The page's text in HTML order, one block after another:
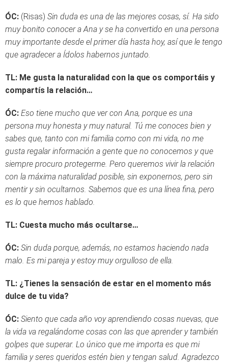
ÓC: (Risas) Sin duda es una de las mejores cosas, sí. Ha sido
muy bonito conocer a Ana y se ha convertido en una persona
muy importante desde el primer día hasta hoy, así que le tengo
que agradecer a Ídolos habernos juntado.
TL: Me gusta la naturalidad con la que os comportáis y
compartís la relación…
ÓC: Eso tiene mucho que ver con Ana, porque es una
persona muy honesta y muy natural. Tú me conoces bien y
sabes que, tanto con mi familia como con mi vida, no me
gusta regalar información a gente que no conocemos y que
siempre procuro protegerme. Pero queremos vivir la relación
con la máxima naturalidad posible, sin exponernos, pero sin
mentir y sin ocultarnos. Sabemos que es una línea fina, pero
es lo que hemos hablado.
TL: Cuesta mucho más ocultarse…
ÓC: Sin duda porque, además, no estamos haciendo nada
malo. Es mi pareja y estoy muy orgulloso de ella.
TL: ¿Tienes la sensación de estar en el momento más
dulce de tu vida?
ÓC: Siento que cada año voy aprendiendo cosas nuevas, que
la vida va regalándome cosas con las que aprender y también
golpes que superar. Lo único que me importa es que mi
familia y seres queridos estén bien y tengan salud. Agradezco